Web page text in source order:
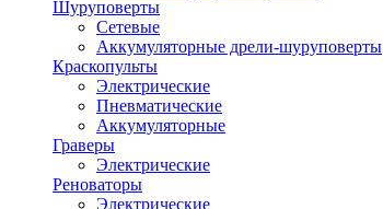
Шуруповерты
Сетевые
Аккумуляторные дрели-шуруповерты
Краскопульты
Электрические
Пневматические
Аккумуляторные
Граверы
Электрические
Реноваторы
Электрические